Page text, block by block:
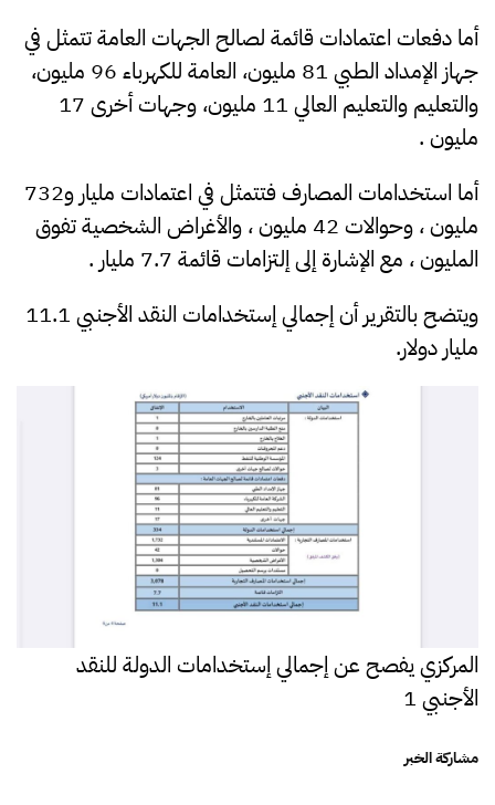
أما دفعات اعتمادات قائمة لصالح الجهات العامة تتمثل في
جهاز الإمداد الطبي 81 مليون، العامة للكهرباء 96 مليون،
والتعليم والتعليم العالي 11 مليون، وجهات أخرى 17
مليون .
أما استخدامات المصارف فتتمثل في اعتمادات مليار و732
مليون ، وحوالات 42 مليون ، والأغراض الشخصية تفوق
المليون ، مع الإشارة إلى إلتزامات قائمة 7.7 مليار .
ويتضح بالتقرير أن إجمالي إستخدامات النقد الأجنبي 11.1
مليار دولار.
المركزي يفصح عن إجمالي إستخدامات الدولة للنقد
الأجنبي 1
مشاركة الخبر